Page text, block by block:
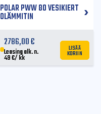
POLAR PWW 80 VESIKIERT
OLÄMMITIN
2786,00€
Leasing alk. n.
49€/ kk
LISÄÄ
KORIIN